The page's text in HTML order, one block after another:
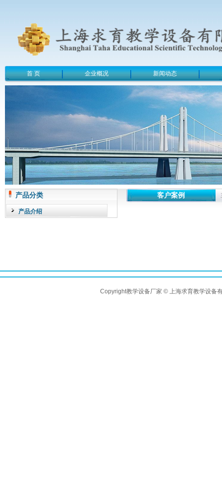
首 页 企业概况 新闻动态
产品分类
产品介绍
客户案例
Copyright教学设备厂家 © 上海求育教学设备